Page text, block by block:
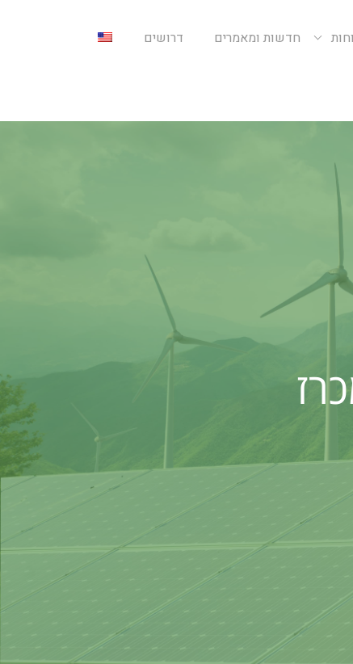
חדשות ומאמרים דרושים